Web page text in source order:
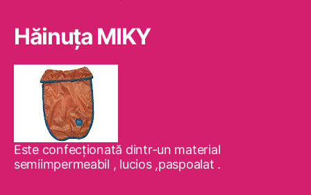
Hăinuţa MIKY
Este confecţionată dintr-un material
semiimpermeabil , lucios ,paspoalat .